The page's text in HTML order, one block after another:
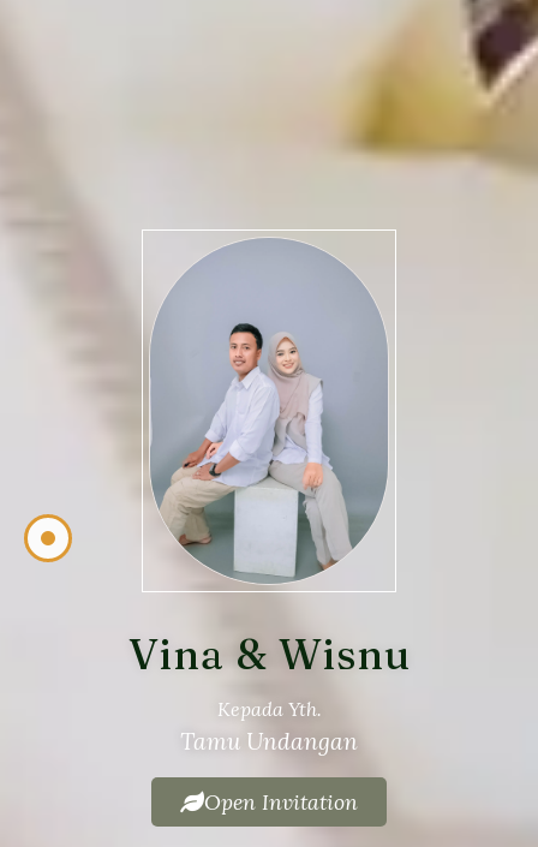
Vina & Wisnu
Kepada Yth.
Tamu Undangan
Open Invitation